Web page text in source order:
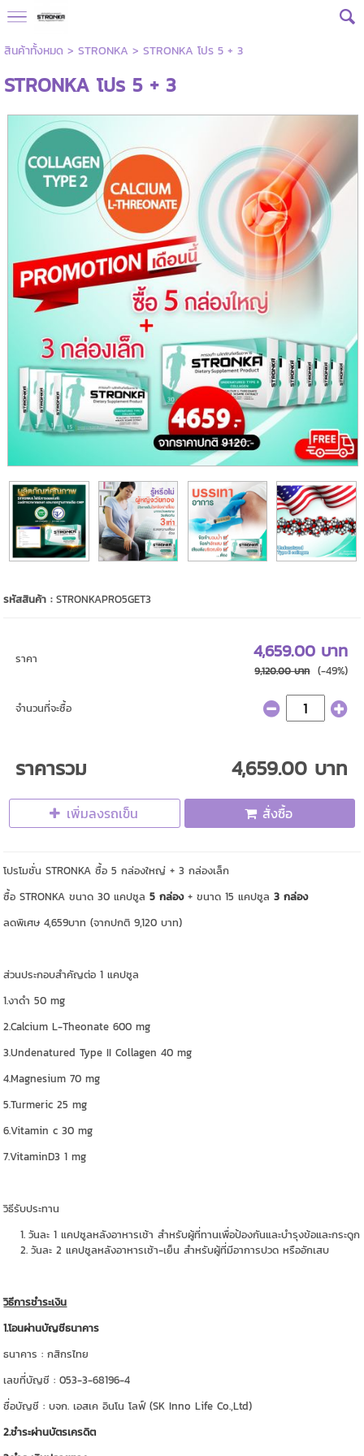
สินค้าทั้งหมด > STRONKA > STRONKA โปร 5 + 3
STRONKA โปร 5 + 3
รหัสสินค้า :STRONKAPRO5GET3
ราคา 4,659.00 บาท
9,120.00 บาท (-49%)
จำนวนที่จะซื้อ
ราคารวม 4,659.00 บาท
เพิ่มลงรถเข็น สั่งซื้อ
โปรโมชั่น STRONKA ซื้อ 5 กล่องใหญ่ + 3 กล่องเล็ก
ซื้อ STRONKA ขนาด 30 แคปซูล5 กล่อง+ ขนาด 15 แคปซูล3 กล่อง
ลดพิเศษ 4,659บาท (จากปกติ 9,120 บาท)
ส่วนประกอบสำคัญต่อ 1 แคปซูล
1.งาดำ 50 mg
2.Calcium L-Theonate 600 mg
3.Undenatured Type II Collagen 40 mg
4.Magnesium 70 mg
5.Turmeric 25 mg
6.Vitamin c 30 mg
7.VitaminD3 1 mg
วิธีรับประทาน
วันละ 1 แคปซูลหลังอาหารเช้า สำหรับผู้ที่ทานเพื่อป้องกันและบำรุงข้อและกระดูก
วันละ 2 แคปซูลหลังอาหารเช้า-เย็น สำหรับผู้ที่มีอาการปวด หรืออักเสบ
วิธีการชำระเงิน
1.โอนผ่านบัญชีธนาคาร
ธนาคาร : กสิกรไทย
เลขที่บัญชี : 053-3-68196-4
ชื่อบัญชี : บจก. เอสเค อินโน โลฟ์ (SK Inno Life Co.,Ltd)
2.ชำระผ่านบัตรเครดิต